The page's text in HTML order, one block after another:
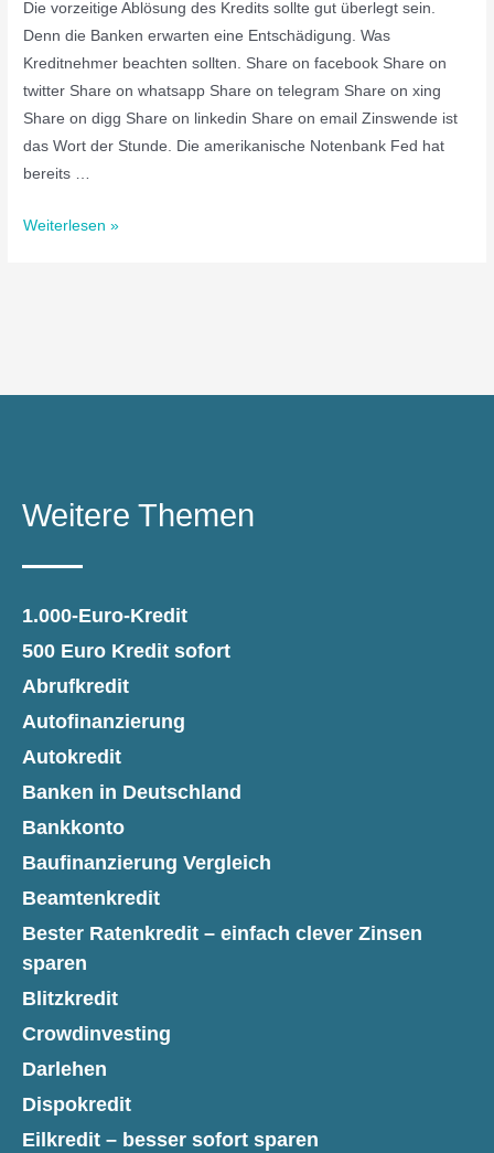
Die vorzeitige Ablösung des Kredits sollte gut überlegt sein.
Denn die Banken erwarten eine Entschädigung. Was
Kreditnehmer beachten sollten. Share on facebook Share on
twitter Share on whatsapp Share on telegram Share on xing
Share on digg Share on linkedin Share on email Zinswende ist
das Wort der Stunde. Die amerikanische Notenbank Fed hat
bereits …
Weiterlesen »
Weitere Themen
1.000-Euro-Kredit
500 Euro Kredit sofort
Abrufkredit
Autofinanzierung
Autokredit
Banken in Deutschland
Bankkonto
Baufinanzierung Vergleich
Beamtenkredit
Bester Ratenkredit – einfach clever Zinsen
sparen
Blitzkredit
Crowdinvesting
Darlehen
Dispokredit
Eilkredit – besser sofort sparen